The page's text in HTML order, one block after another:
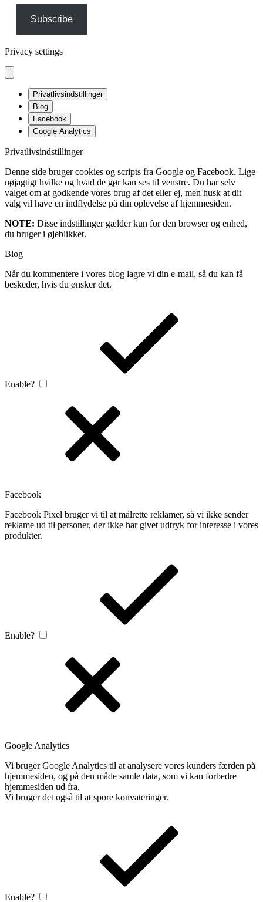
Subscribe
Privacy settings
Privatlivsindstillinger
Blog
Facebook
Google Analytics
Privatlivsindstillinger
Denne side bruger cookies og scripts fra Google og Facebook. Lige
nøjagtigt hvilke og hvad de gør kan ses til venstre. Du har selv
valget om at godkende vores brug af det eller ej, men husk at dit
valg vil have en indflydelse på din oplevelse af hjemmesiden.
NOTE: Disse indstillinger gælder kun for den browser og enhed,
du bruger i øjeblikket.
Blog
Når du kommentere i vores blog lagre vi din e-mail, så du kan få
beskeder, hvis du ønsker det.
Enable?
Facebook
Facebook Pixel bruger vi til at målrette reklamer, så vi ikke sender
reklame ud til personer, der ikke har givet udtryk for interesse i vores
produkter.
Enable?
Google Analytics
Vi bruger Google Analytics til at analysere vores kunders færden på
hjemmesiden, og på den måde samle data, som vi kan forbedre
hjemmesiden ud fra.
Vi bruger det også til at spore konvateringer.
Enable?